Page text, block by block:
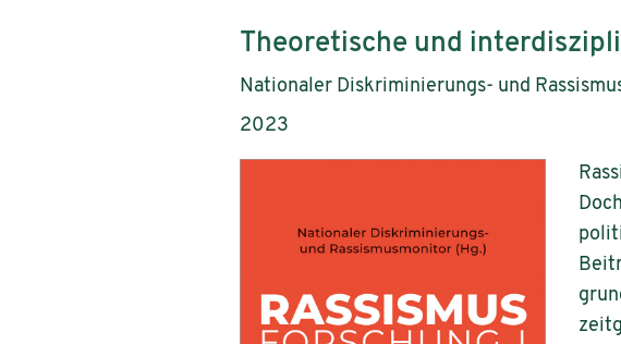
Subtitle:
Theoretische und
Authors:
Nationaler Diskriminierungs- und
Publication year:
2023